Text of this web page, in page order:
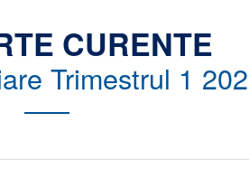
CURENTE
Trimestrul 1